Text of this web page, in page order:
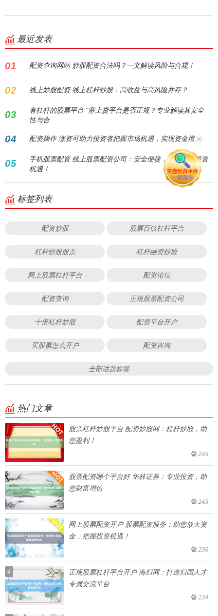
最近发表
01 配资查询网站 炒股配资合法吗？一文解读风险与合规！
02 线上炒股配资 线上杠杆炒股：高收益与高风险并存？
03
有杠杆的股票平台 “塞上贷平台是否正规？专业解读其安全
性与合
04 配资操作 涨资可助力投资者把握市场机遇，实现资金增值
05
手机股票配资 线上股票配资公司：安全便捷，助您把握投资
机遇！
标签列表
配资炒股 股票百倍杠杆平台
杠杆炒股股票 杠杆融资炒股
网上股票杠杆平台 配资论坛
配资查询 正规股票配资公司
十倍杠杆炒股 配资平台开户
买股票怎么开户 配资咨询
全部话题标签
热门文章
股票杠杆炒股平台 配资炒股网：杠杆炒股，助
您盈利！
245
股票配资哪个平台好 华林证券：专业投资，助
您财富增值
243
网上股票配资开户 股票配资服务：助您放大资
金，把握投资机遇！
236
4
正规股票杠杆平台开户 海归网：打造归国人才
专属交流平台
234